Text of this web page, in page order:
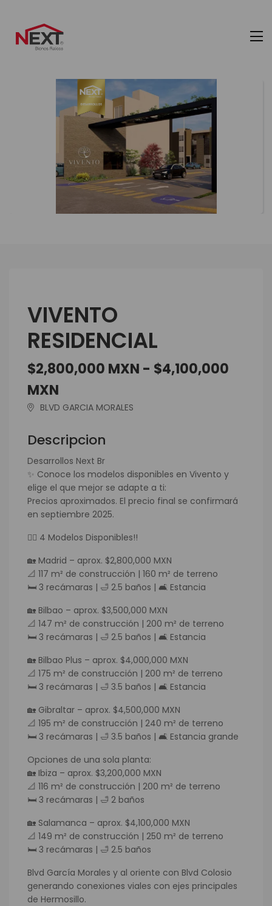
VIVENTO
RESIDENCIAL
$2,800,000 MXN - $4,100,000
MXN
BLVD GARCIA MORALES
Descripcion
Desarrollos Next Br
✨ Conoce los modelos disponibles en Vivento y
elige el que mejor se adapte a ti:
Precios aproximados. El precio final se confirmará
en septiembre 2025.
👉🏻 4 Modelos Disponibles!!
🏡 Madrid – aprox. $2,800,000 MXN
📐 117 m² de construcción | 160 m² de terreno
🛏 3 recámaras | 🛁 2.5 baños | 🛋 Estancia
🏡 Bilbao – aprox. $3,500,000 MXN
📐 147 m² de construcción | 200 m² de terreno
🛏 3 recámaras | 🛁 2.5 baños | 🛋 Estancia
🏡 Bilbao Plus – aprox. $4,000,000 MXN
📐 175 m² de construcción | 200 m² de terreno
🛏 3 recámaras | 🛁 3.5 baños | 🛋 Estancia
🏡 Gibraltar – aprox. $4,500,000 MXN
📐 195 m² de construcción | 240 m² de terreno
🛏 3 recámaras | 🛁 3.5 baños | 🛋 Estancia grande
Opciones de una sola planta:
🏡 Ibiza – aprox. $3,200,000 MXN
📐 116 m² de construcción | 200 m² de terreno
🛏 3 recámaras | 🛁 2 baños
🏡 Salamanca – aprox. $4,100,000 MXN
📐 149 m² de construcción | 250 m² de terreno
🛏 3 recámaras | 🛁 2.5 baños
Blvd García Morales y al oriente con Blvd Colosio
generando conexiones viales con ejes principales
de Hermosillo.